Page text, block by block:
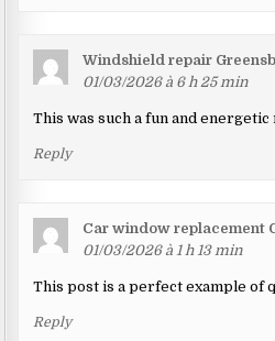
Windshield repair
01/03/2026 à 6 h 25 min
This was such a fun and
Reply
Car window replacement
01/03/2026 à 1 h 13 min
This post is a perfect example of
Reply